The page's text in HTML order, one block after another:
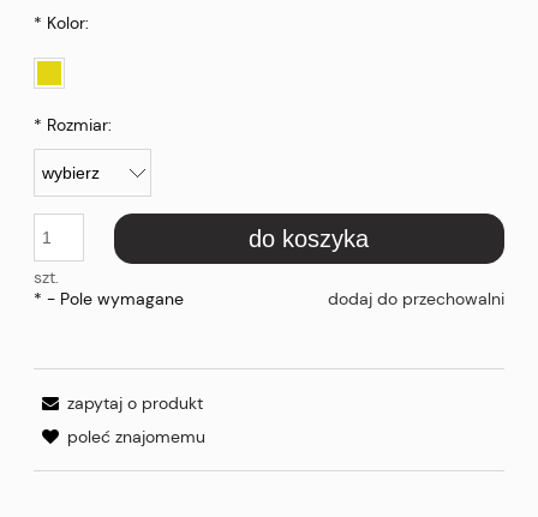
* Kolor:
* Rozmiar:
szt.
do koszyka
dodaj do przechowalni
* - Pole wymagane
zapytaj o produkt
poleć znajomemu